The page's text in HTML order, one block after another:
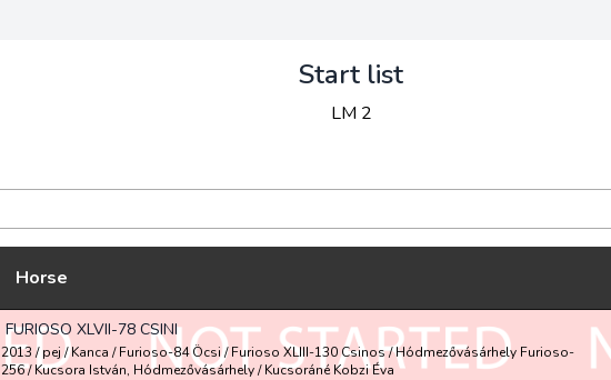
Start list
LM 2
Horse
FURIOSO XLVII-78 CSINI
2013 / pej / Kanca / Furioso-84 Öcsi / Furioso XLIII-130 Csinos / Hódmezővásárhely Furioso-
256 / Kucsora István, Hódmezővásárhely / Kucsoráné Kobzi Éva